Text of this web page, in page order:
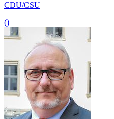
CDU/CSU
()